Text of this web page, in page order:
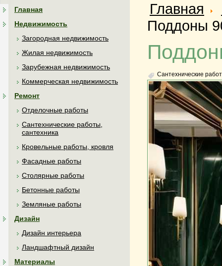
Главная
Недвижимость
Загородная недвижимость
Жилая недвижимость
Зарубежная недвижимость
Коммерческая недвижимость
Ремонт
Отделочные работы
Сантехнические работы,
сантехника
Кровельные работы, кровля
Фасадные работы
Столярные работы
Бетонные работы
Земляные работы
Дизайн
Дизайн интерьера
Ландшафтный дизайн
Материалы
Главная
Поддоны
Сантехнические